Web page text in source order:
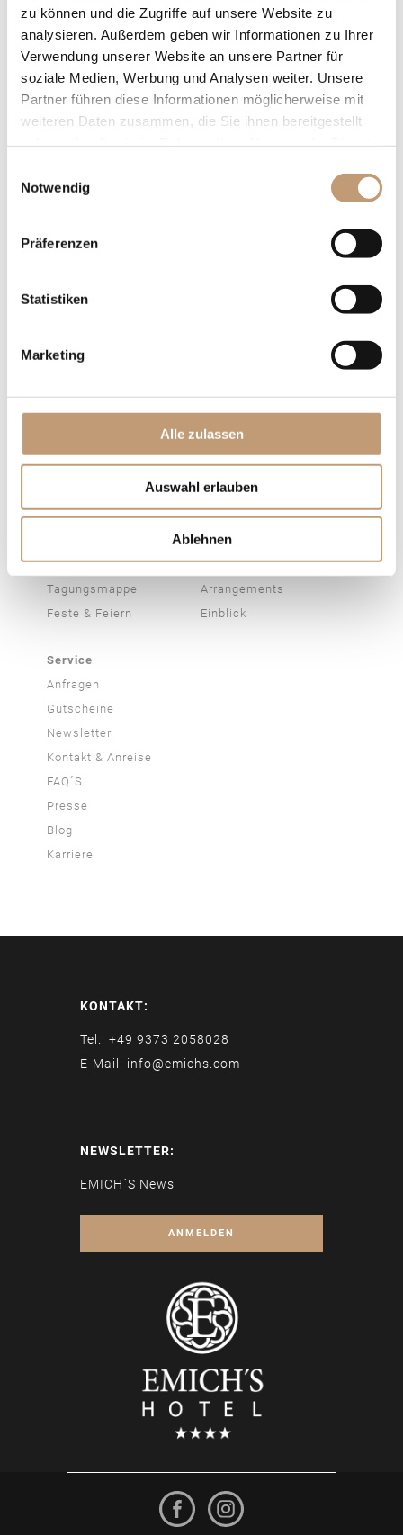
zu können und die Zugriffe auf unsere Website zu
analysieren. Außerdem geben wir Informationen zu Ihrer
Verwendung unserer Website an unsere Partner für
soziale Medien, Werbung und Analysen weiter. Unsere
Partner führen diese Informationen möglicherweise mit
weiteren Daten zusammen, die Sie ihnen bereitgestellt
Notwendig
Präferenzen
Statistiken
Marketing
Alle zulassen
Auswahl erlauben
Ablehnen
Fischerhaus im
Seegarten
Preise &
Inklusivleistungen
Direktbuchervorteile
Auswärts essen
Golfen im Odenwald
Tagungen & Seminare
Rahmenprogramm
Tagungsmappe
Feste & Feiern
Classic Cars & Events
Ausfahrten
Fürstlicher Marstall
Odenwald Touren
Arrangements
Einblick
Service
Anfragen
Gutscheine
Newsletter
Kontakt & Anreise
FAQ´S
Presse
Blog
Karriere
KONTAKT:
Tel.: +49 9373 2058028
E-Mail: info@emichs.com
NEWSLETTER:
EMICH´S News